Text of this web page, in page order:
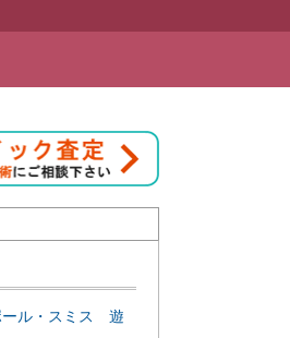
ール・スミス 遊